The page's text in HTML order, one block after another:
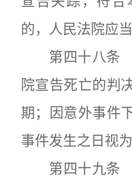
的，人民法院应
第四十八条
院宣告死亡的判
期；因意外事件
事件发生之日视
第四十九条